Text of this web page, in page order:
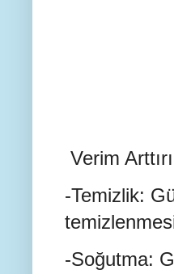
Verim
-Temizlik:
-Soğutma: